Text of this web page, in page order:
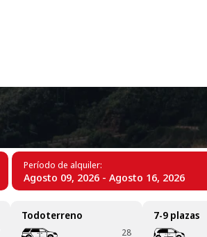
Período de alquiler:
Agosto 09, 2026 - Agosto 16, 2026
Todoterreno
28
7-9 plazas